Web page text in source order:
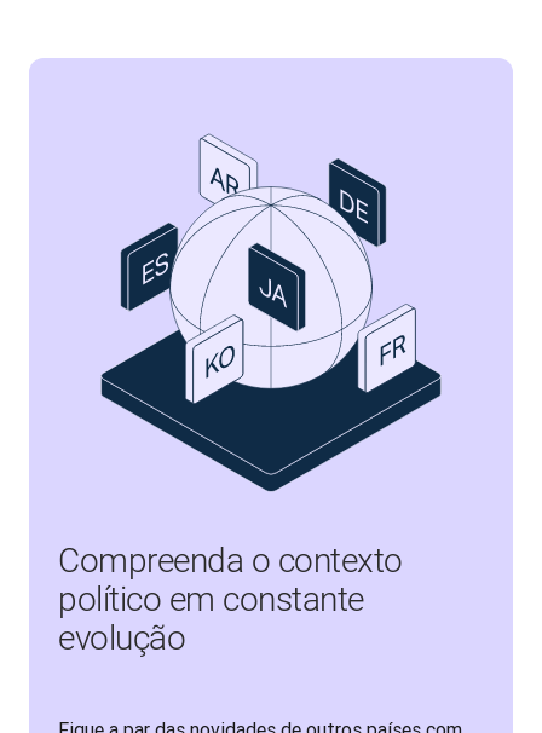
Compreenda o contexto
político em constante
evolução